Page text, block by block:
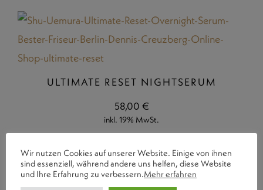
ULTIMATE RESET NIGHTSERUM
58,00 €
inkl. 19% MwSt.
Wir nutzen Cookies auf unserer Website. Einige von ihnen
sind essenziell, während andere uns helfen, diese Website
und Ihre Erfahrung zu verbessern.Mehr erfahren